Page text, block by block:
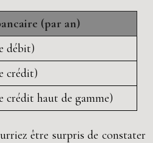
(par an)
débit)
crédit)
crédit haut de gamme)
être surpris de constater